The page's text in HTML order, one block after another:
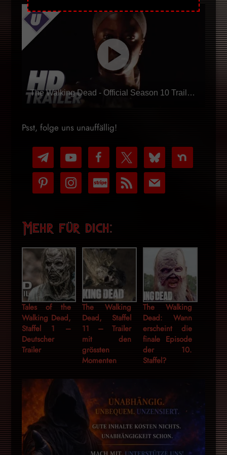
The Walking Dead - Official Season 10 Trailer | SDCC 2019
Psst, folge uns unauffällig!
telegram
youtube-
play
facebook bluesky nextdoor
pinterest instagramcc-
stripe
rss mail
Mehr für dich:
Tales of the
Walking Dead,
Staffel 1 –
Deutscher
Trailer
The Walking
Dead, Staffel
11 – Trailer
mit den
grössten
Momenten
The Walking
Dead: Wann
erscheint die
finale Episode
der 10.
Staffel?